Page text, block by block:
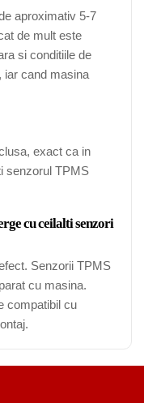
aproximativ 5-7
de mult este
si conditiile de
iar cand masina
exact ca in
senzorul TPMS
cu ceilalti senzori
Senzorii TPMS
cu masina.
compatibil cu